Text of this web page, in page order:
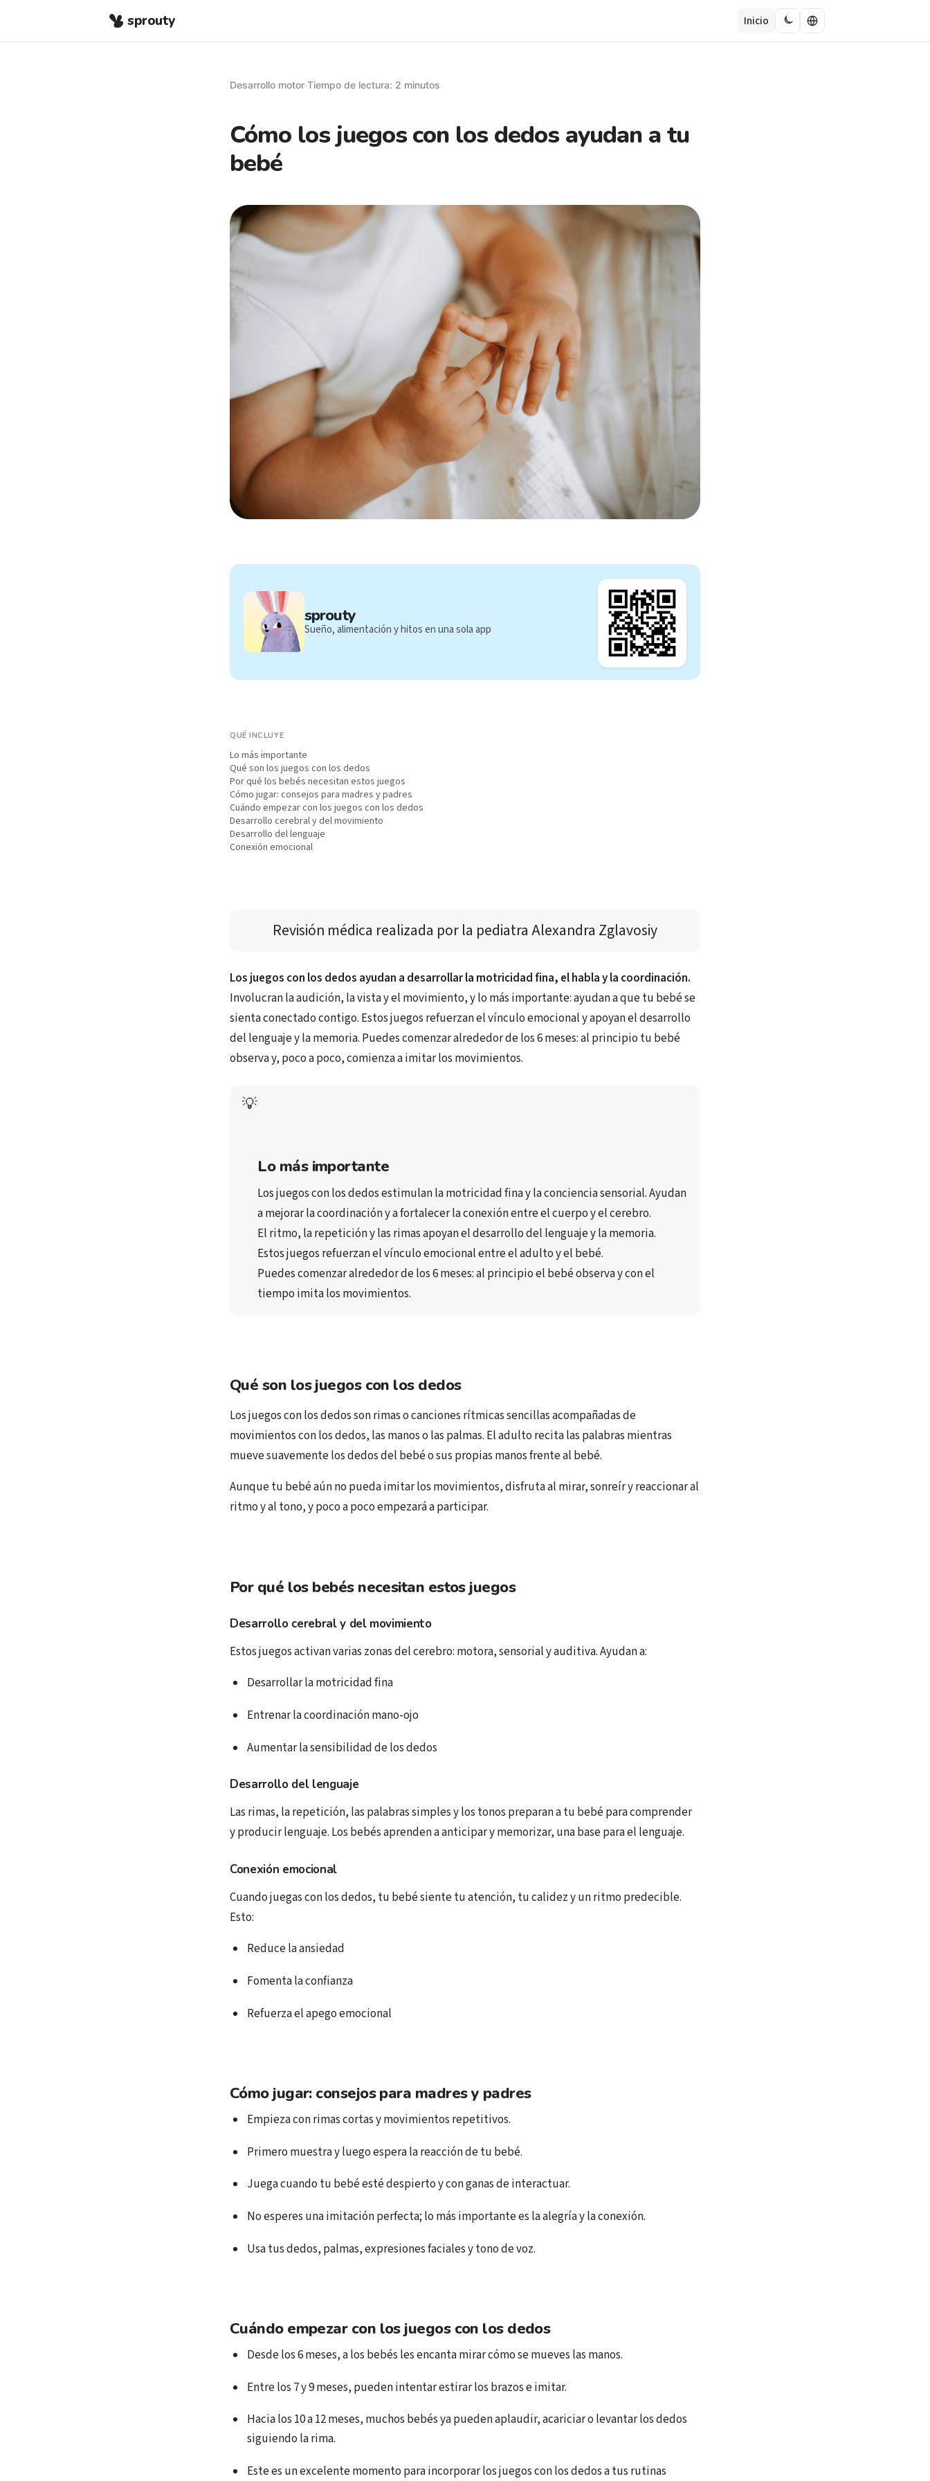
sprouty Inicio
Desarrollo motor·Tiempo de lectura: 2 minutos
Cómo los juegos con los dedos ayudan a tu
bebé
sprouty
Sueño, alimentación y hitos en una sola app
QUÉ INCLUYE
Lo más importante
Qué son los juegos con los dedos
Por qué los bebés necesitan estos juegos
Cómo jugar: consejos para madres y padres
Cuándo empezar con los juegos con los dedos
Desarrollo cerebral y del movimiento
Desarrollo del lenguaje
Conexión emocional
Revisión médica realizada por la pediatra Alexandra Zglavosiy
Los juegos con los dedos ayudan a desarrollar la motricidad fina, el habla y la coordinación.
Involucran la audición, la vista y el movimiento, y lo más importante: ayudan a que tu bebé se
sienta conectado contigo. Estos juegos refuerzan el vínculo emocional y apoyan el desarrollo
del lenguaje y la memoria. Puedes comenzar alrededor de los 6 meses: al principio tu bebé
observa y, poco a poco, comienza a imitar los movimientos.
💡
Lo más importante
Los juegos con los dedos estimulan la motricidad fina y la conciencia sensorial. Ayudan
a mejorar la coordinación y a fortalecer la conexión entre el cuerpo y el cerebro.
El ritmo, la repetición y las rimas apoyan el desarrollo del lenguaje y la memoria.
Estos juegos refuerzan el vínculo emocional entre el adulto y el bebé.
Puedes comenzar alrededor de los 6 meses: al principio el bebé observa y con el
tiempo imita los movimientos.
Qué son los juegos con los dedos
Los juegos con los dedos son rimas o canciones rítmicas sencillas acompañadas de
movimientos con los dedos, las manos o las palmas. El adulto recita las palabras mientras
mueve suavemente los dedos del bebé o sus propias manos frente al bebé.
Aunque tu bebé aún no pueda imitar los movimientos, disfruta al mirar, sonreír y reaccionar al
ritmo y al tono, y poco a poco empezará a participar.
Por qué los bebés necesitan estos juegos
Desarrollo cerebral y del movimiento
Estos juegos activan varias zonas del cerebro: motora, sensorial y auditiva. Ayudan a:
Desarrollar la motricidad fina
Entrenar la coordinación mano-ojo
Aumentar la sensibilidad de los dedos
Desarrollo del lenguaje
Las rimas, la repetición, las palabras simples y los tonos preparan a tu bebé para comprender
y producir lenguaje. Los bebés aprenden a anticipar y memorizar, una base para el lenguaje.
Conexión emocional
Cuando juegas con los dedos, tu bebé siente tu atención, tu calidez y un ritmo predecible.
Esto:
Reduce la ansiedad
Fomenta la confianza
Refuerza el apego emocional
Cómo jugar: consejos para madres y padres
Empieza con rimas cortas y movimientos repetitivos.
Primero muestra y luego espera la reacción de tu bebé.
Juega cuando tu bebé esté despierto y con ganas de interactuar.
No esperes una imitación perfecta; lo más importante es la alegría y la conexión.
Usa tus dedos, palmas, expresiones faciales y tono de voz.
Cuándo empezar con los juegos con los dedos
Desde los 6 meses, a los bebés les encanta mirar cómo se mueves las manos.
Entre los 7 y 9 meses, pueden intentar estirar los brazos e imitar.
Hacia los 10 a 12 meses, muchos bebés ya pueden aplaudir, acariciar o levantar los dedos
siguiendo la rima.
Este es un excelente momento para incorporar los juegos con los dedos a tus rutinas